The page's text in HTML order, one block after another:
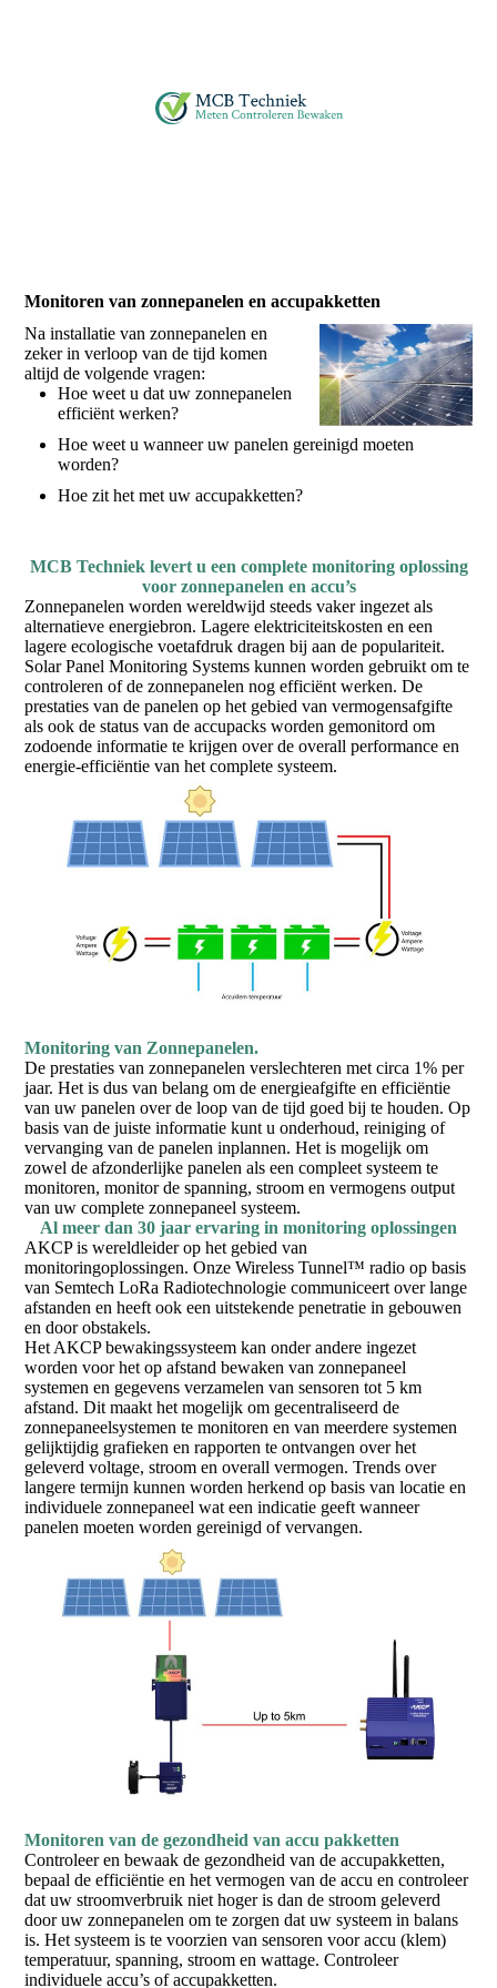
Monitoren van zonnepanelen en accupakketten
Na installatie van zonnepanelen en
zeker in verloop van de tijd komen
altijd de volgende vragen:
Hoe weet u dat uw zonnepanelen
efficiënt werken?
Hoe weet u wanneer uw panelen gereinigd moeten
worden?
Hoe zit het met uw accupakketten?
MCB Techniek levert u een complete monitoring oplossing
voor zonnepanelen en accu’s
Zonnepanelen worden wereldwijd steeds vaker ingezet als
alternatieve energiebron. Lagere elektriciteitskosten en een
lagere ecologische voetafdruk dragen bij aan de populariteit.
Solar Panel Monitoring Systems kunnen worden gebruikt om te
controleren of de zonnepanelen nog efficiënt werken. De
prestaties van de panelen op het gebied van vermogensafgifte
als ook de status van de accupacks worden gemonitord om
zodoende informatie te krijgen over de overall performance en
energie-efficiëntie van het complete systeem.
Monitoring van Zonnepanelen.
De prestaties van zonnepanelen verslechteren met circa 1% per
jaar. Het is dus van belang om de energieafgifte en efficiëntie
van uw panelen over de loop van de tijd goed bij te houden. Op
basis van de juiste informatie kunt u onderhoud, reiniging of
vervanging van de panelen inplannen. Het is mogelijk om
zowel de afzonderlijke panelen als een compleet systeem te
monitoren, monitor de spanning, stroom en vermogens output
van uw complete zonnepaneel systeem.
Al meer dan 30 jaar ervaring in monitoring oplossingen
AKCP is wereldleider op het gebied van
monitoringoplossingen. Onze Wireless Tunnel™ radio op basis
van Semtech LoRa Radiotechnologie communiceert over lange
afstanden en heeft ook een uitstekende penetratie in gebouwen
en door obstakels.
Het AKCP bewakingssysteem kan onder andere ingezet
worden voor het op afstand bewaken van zonnepaneel
systemen en gegevens verzamelen van sensoren tot 5 km
afstand. Dit maakt het mogelijk om gecentraliseerd de
zonnepaneelsystemen te monitoren en van meerdere systemen
gelijktijdig grafieken en rapporten te ontvangen over het
geleverd voltage, stroom en overall vermogen. Trends over
langere termijn kunnen worden herkend op basis van locatie en
individuele zonnepaneel wat een indicatie geeft wanneer
panelen moeten worden gereinigd of vervangen.
Monitoren van de gezondheid van accu pakketten
Controleer en bewaak de gezondheid van de accupakketten,
bepaal de efficiëntie en het vermogen van de accu en controleer
dat uw stroomverbruik niet hoger is dan de stroom geleverd
door uw zonnepanelen om te zorgen dat uw systeem in balans
is. Het systeem is te voorzien van sensoren voor accu (klem)
temperatuur, spanning, stroom en wattage. Controleer
individuele accu’s of accupakketten.